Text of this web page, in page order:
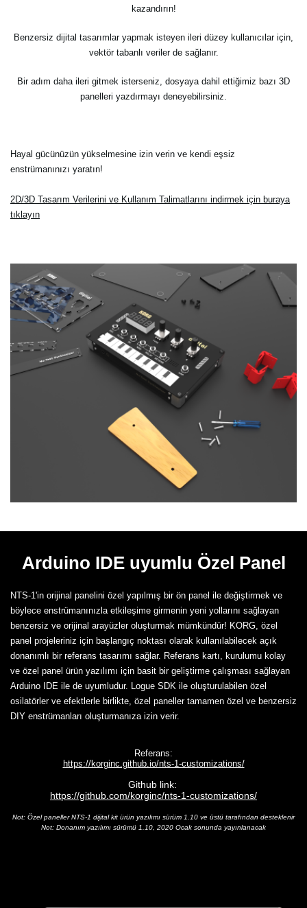
kazandırın!
Benzersiz dijital tasarımlar yapmak isteyen ileri düzey kullanıcılar için,
vektör tabanlı veriler de sağlanır.
Bir adım daha ileri gitmek isterseniz, dosyaya dahil ettiğimiz bazı 3D
panelleri yazdırmayı deneyebilirsiniz.
Hayal gücünüzün yükselmesine izin verin ve kendi eşsiz
enstrümanınızı yaratın!
2D/3D Tasarım Verilerini ve Kullanım Talimatlarını indirmek için buraya
tıklayın
Arduino IDE uyumlu Özel Panel
NTS-1'in orijinal panelini özel yapılmış bir ön panel ile değiştirmek ve
böylece enstrümanınızla etkileşime girmenin yeni yollarını sağlayan
benzersiz ve orijinal arayüzler oluşturmak mümkündür! KORG, özel
panel projeleriniz için başlangıç noktası olarak kullanılabilecek açık
donanımlı bir referans tasarımı sağlar. Referans kartı, kurulumu kolay
ve özel panel ürün yazılımı için basit bir geliştirme çalışması sağlayan
Arduino IDE ile de uyumludur. Logue SDK ile oluşturulabilen özel
osilatörler ve efektlerle birlikte, özel paneller tamamen özel ve benzersiz
DIY enstrümanları oluşturmanıza izin verir.
Referans:
https://korginc.github.io/nts-1-customizations/
Github link:
https://github.com/korginc/nts-1-customizations/
Not: Özel paneller NTS-1 dijital kit ürün yazılımı sürüm 1.10 ve üstü tarafından desteklenir
Not: Donanım yazılımı sürümü 1.10, 2020 Ocak sonunda yayınlanacak